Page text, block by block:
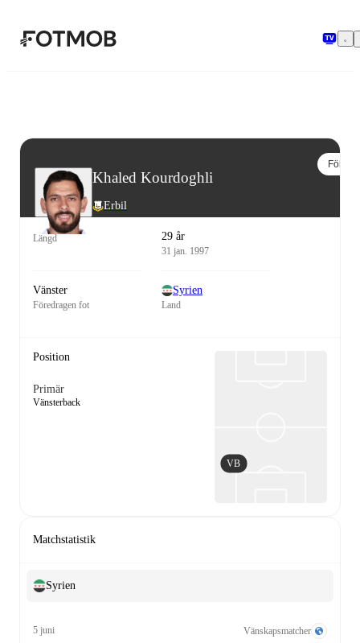
Khaled Kourdoghli
Erbil
Följ
Längd 29 år
31 jan. 1997
Vänster
Föredragen fot
Syrien
Land
Position
Primär
Vänsterback
VB
Matchstatistik
Syrien
5 juni
Vänskapsmatcher